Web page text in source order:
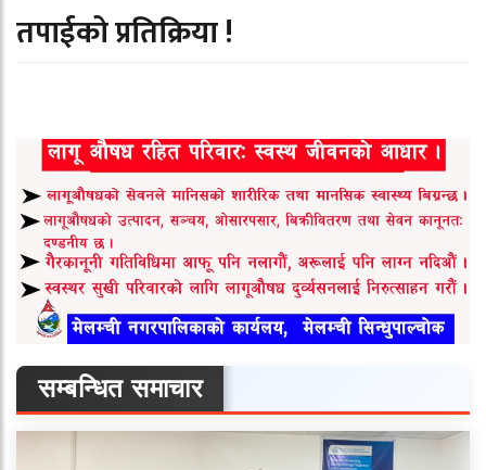
तपाईको प्रतिक्रिया !
सम्बन्धित समाचार